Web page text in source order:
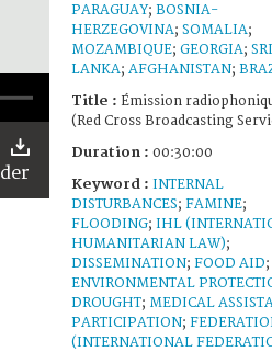
PARAGUAY; BOSNIA-
HERZEGOVINA; SOMALIA;
MOZAMBIQUE; GEORGIA; SRI
LANKA; AFGHANISTAN;
Title : Émission
(Red Cross Broadcasting
Duration : 00:30:00
Keyword : INTERNAL
DISTURBANCES; FAMINE;
FLOODING; IHL
HUMANITARIAN LAW);
DISSEMINATION; FOOD AID;
ENVIRONMENTAL
DROUGHT; MEDICAL
PARTICIPATION;
(INTERNATIONAL